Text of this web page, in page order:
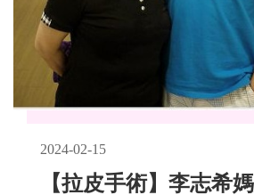
2024-02-15